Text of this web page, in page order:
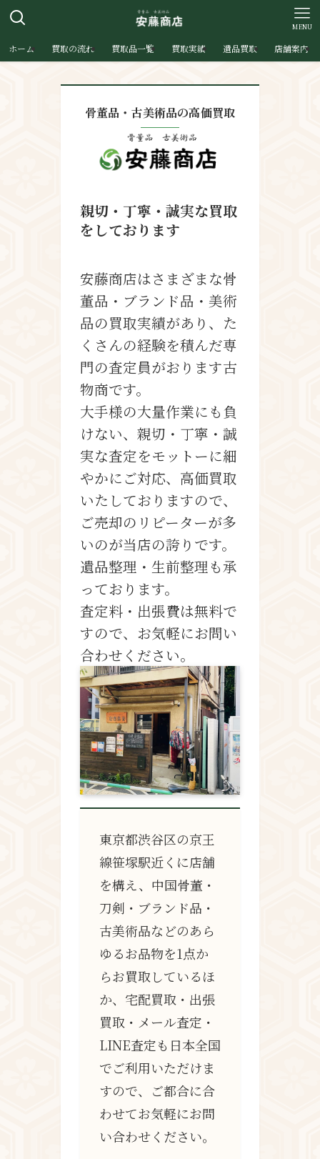
MENU
ホーム 買取の流れ 買取品一覧 買取実績 遺品買取 店舗案内
骨董品・古美術品の高価買取
親切・丁寧・誠実な買取
をしております
安藤商店はさまざまな骨
董品・ブランド品・美術
品の買取実績があり、た
くさんの経験を積んだ専
門の査定員がおります古
物商です。
大手様の大量作業にも負
けない、親切・丁寧・誠
実な査定をモットーに細
やかにご対応、高価買取
いたしておりますので、
ご売却のリピーターが多
いのが当店の誇りです。
遺品整理・生前整理も承
っております。
査定料・出張費は無料で
すので、お気軽にお問い
合わせください。
東京都渋谷区の京王
線笹塚駅近くに店舗
を構え、中国骨董・
刀剣・ブランド品・
古美術品などのあら
ゆるお品物を1点か
らお買取しているほ
か、宅配買取・出張
買取・メール査定・
LINE査定も日本全国
でご利用いただけま
すので、ご都合に合
わせてお気軽にお問
い合わせください。